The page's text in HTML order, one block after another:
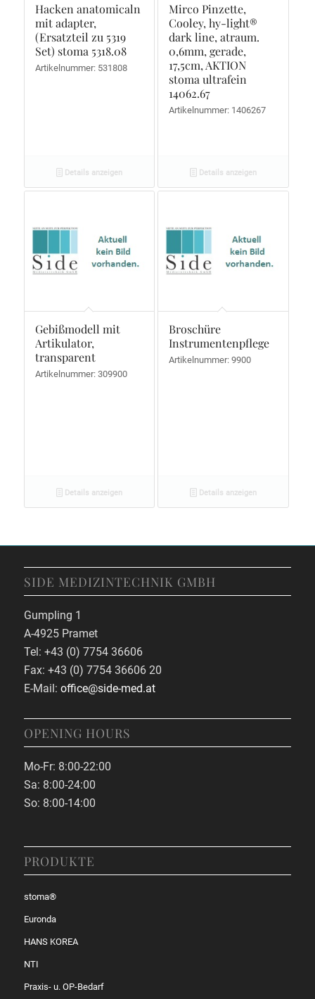
Hacken anatomicaln
mit adapter,
(Ersatzteil zu 5319
Set) stoma 5318.08
Artikelnummer: 531808
Details anzeigen
Mirco Pinzette,
Cooley, hy-light®
dark line, atraum.
0,6mm, gerade,
17,5cm, AKTION
stoma ultrafein
14062.67
Artikelnummer: 1406267
Details anzeigen
Gebißmodell mit
Artikulator,
transparent
Artikelnummer: 309900
Details anzeigen
Broschüre
Instrumentenpflege
Artikelnummer: 9900
Details anzeigen
SIDE MEDIZINTECHNIK GMBH
Gumpling 1
A-4925 Pramet
Tel: +43 (0) 7754 36606
Fax: +43 (0) 7754 36606 20
E-Mail: office@side-med.at
OPENING HOURS
Mo-Fr: 8:00-22:00
Sa: 8:00-24:00
So: 8:00-14:00
PRODUKTE
stoma®
Euronda
HANS KOREA
NTI
Praxis- u. OP-Bedarf